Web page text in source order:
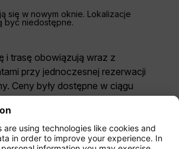
się w nowym oknie. Lokalizacje
być niedostępne.
i trasę obowiązują wraz z
przy jednoczesnej rezerwacji
Ceny były dostępne w ciągu
dla
one do Economy Zero, naszej
opcji taryfy. Mogą zostać